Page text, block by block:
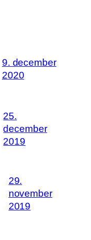
9. december
2020
25.
december
2019
29.
november
2019